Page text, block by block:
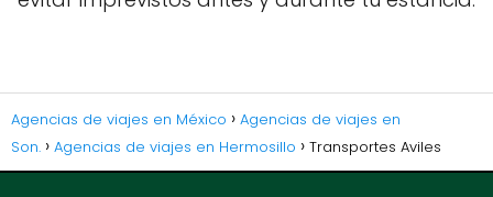
Agencias de viajes en México
Agencias de viajes en
Son.
Agencias de viajes en Hermosillo Transportes Aviles